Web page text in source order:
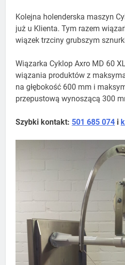
Kolejna holenderska maszyn
już u Klienta. Tym razem
wiązek trzciny grubszym
Wiązarka Cyklop Axro MD 60
wiązania produktów z
na głębokość 600 mm i
przepustową wynoszącą 300
​Szybki kontakt: 501 685 074 i